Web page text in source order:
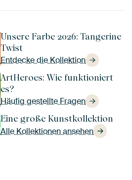
Unsere Farbe 2026: Tangerine
Twist
Entdecke die Kollektion
ArtHeroes: Wie funktioniert
es?
Häufig gestellte Fragen
Eine große Kunstkollektion
Alle Kollektionen ansehen